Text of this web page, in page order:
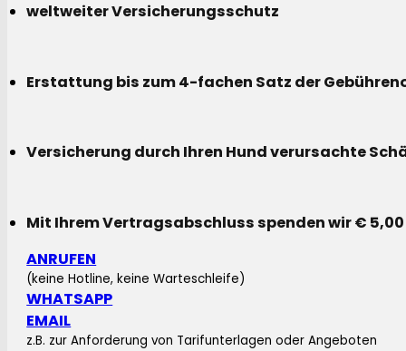
weltweiter Versicherungsschutz
Erstattung bis zum 4-fachen Satz der
Versicherung durch Ihren Hund verursachte
Mit Ihrem Vertragsabschluss spenden wir €
ANRUFEN
(keine Hotline, keine Warteschleife)
WHATSAPP
EMAIL
z.B. zur Anforderung von Tarifunterlagen oder Angeboten